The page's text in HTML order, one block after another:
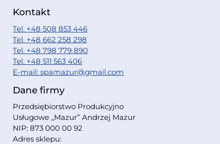
Kontakt
Tel. +48 508 853 446
Tel. +48 662 258 298
Tel. +48 798 779 890
Tel. +48 511 563 406
E-mail: spamazur@gmail.com
Dane firmy
Przedsiębiorstwo Produkcyjno
Usługowe ,,Mazur” Andrzej Mazur
NIP: 873 000 00 92
Adres sklepu: